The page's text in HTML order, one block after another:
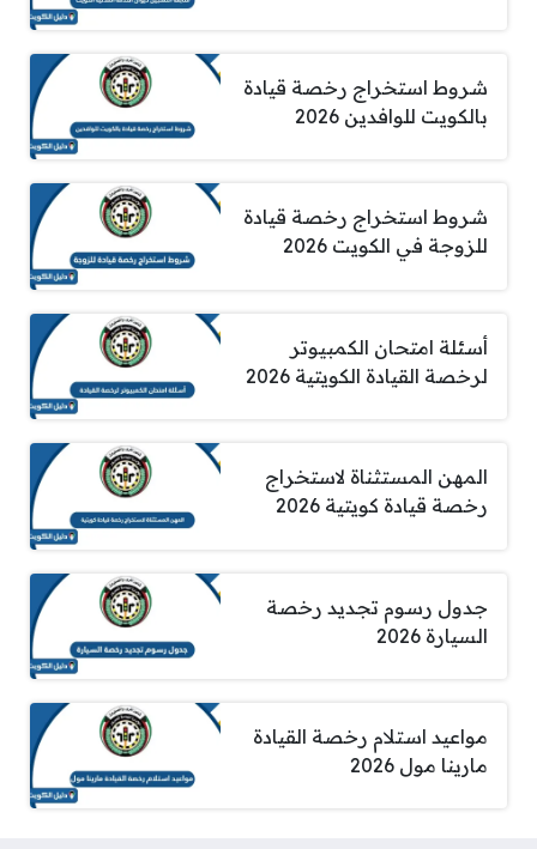
شروط استخراج رخصة قيادة
بالكويت للوافدين 2026
شروط استخراج رخصة قيادة
للزوجة في الكويت 2026
أسئلة امتحان الكمبيوتر
لرخصة القيادة الكويتية 2026
المهن المستثناة لاستخراج
رخصة قيادة كويتية 2026
جدول رسوم تجديد رخصة
السيارة 2026
مواعيد استلام رخصة القيادة
مارينا مول 2026